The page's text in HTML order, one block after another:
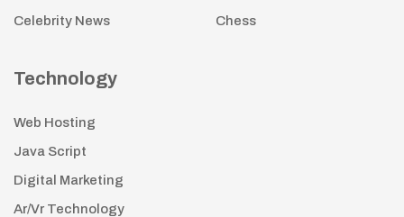
Celebrity News
Chess
Technology
Web Hosting
Java Script
Digital Marketing
Ar/Vr Technology